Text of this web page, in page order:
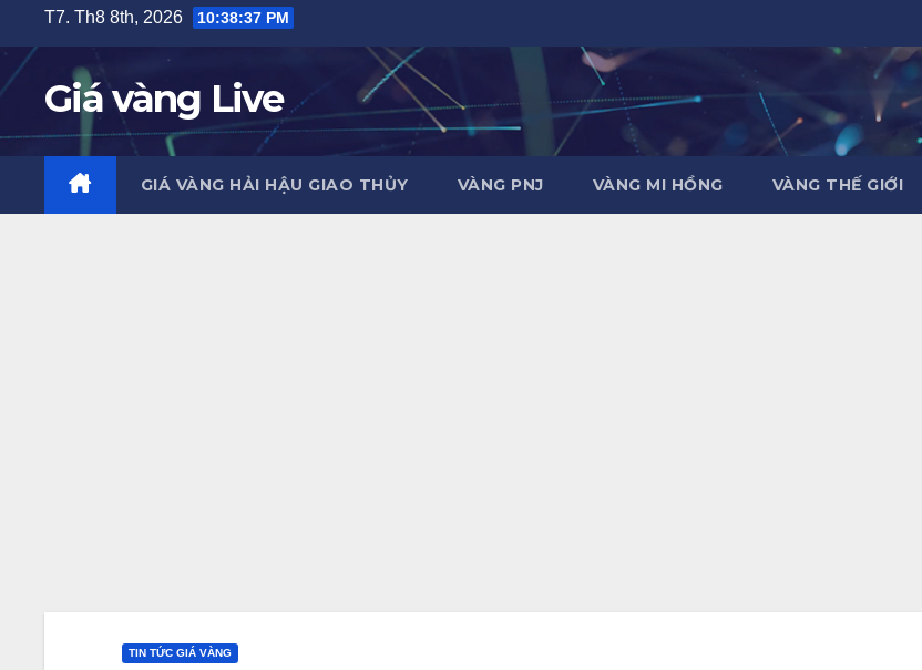
content
T7. Th8 8th, 2026 10:38:38 PM
Giá vàng Live
GIÁ VÀNG HẢI HẬU GIAO THỦY VÀNG PNJ VÀNG MI HỒNG VÀNG THẾ GIỚI
TIN TỨC GIÁ VÀNG